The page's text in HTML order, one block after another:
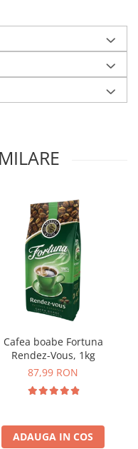
Cafea boabe Fortuna
Rendez-Vous, 1kg
87,99 RON
ADAUGA IN COS